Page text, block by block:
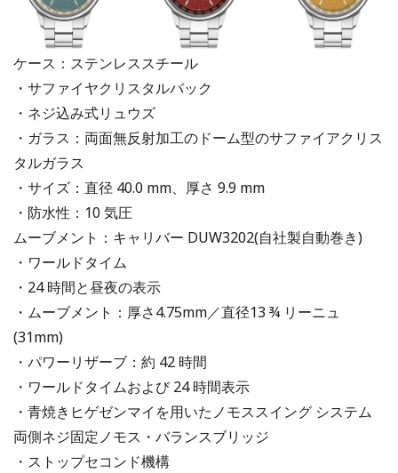
ケース：ステンレススチール
・サファイヤクリスタルバック
・ネジ込み式リュウズ
・ガラス：両面無反射加工のドーム型のサファイアクリス
タルガラス
・サイズ：直径 40.0 mm、厚さ 9.9 mm
・防水性：10 気圧
ムーブメント：キャリバー DUW3202(自社製自動巻き)
・ワールドタイム
・24 時間と昼夜の表示
・ムーブメント：厚さ4.75mm／直径13 ¾ リーニュ
(31mm)
・パワーリザーブ：約 42 時間
・ワールドタイムおよび 24 時間表示
・青焼きヒゲゼンマイを用いたノモススイング システム
両側ネジ固定ノモス・バランスブリッジ
・ストップセコンド機構